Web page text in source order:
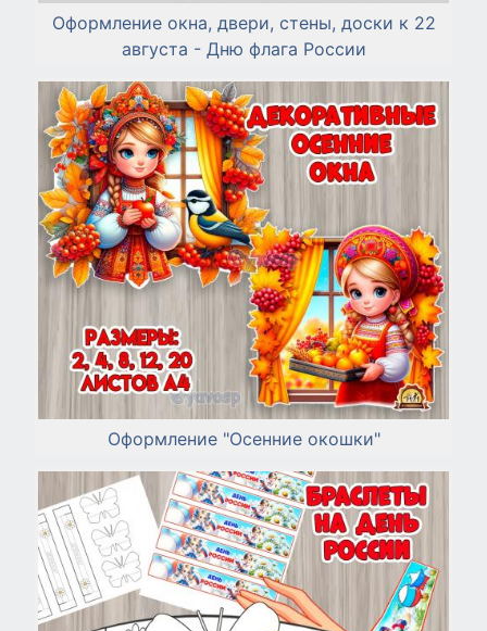
Оформление окна, двери, стены, доски к 22
августа - Дню флага России
Оформление "Осенние окошки"